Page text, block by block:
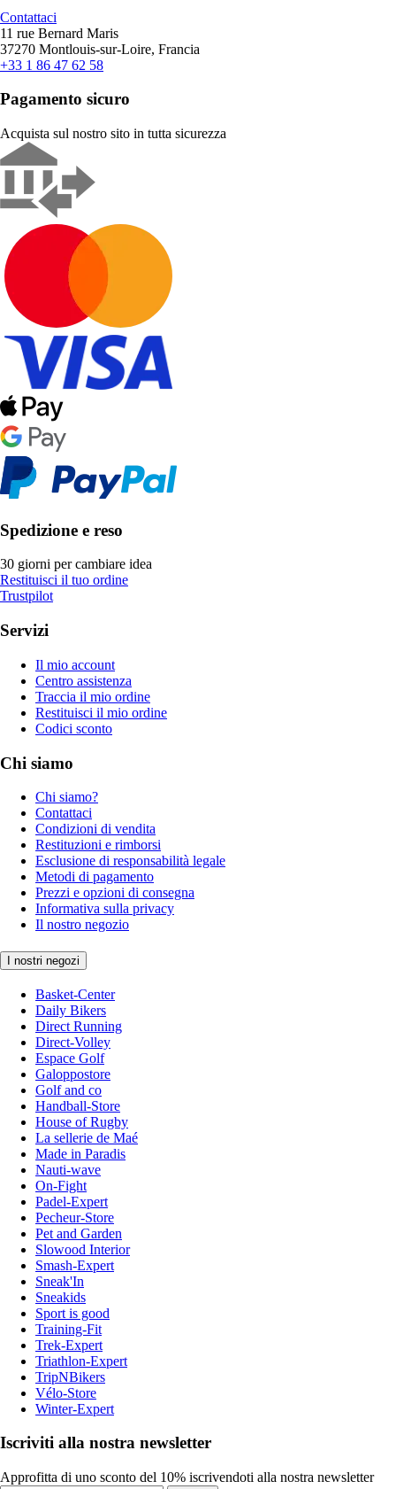
Contattaci
11 rue Bernard Maris
37270 Montlouis-sur-Loire, Francia
+33 1 86 47 62 58
Pagamento sicuro
Acquista sul nostro sito in tutta sicurezza
Spedizione e reso
30 giorni per cambiare idea
Restituisci il tuo ordine
Trustpilot
Servizi
Il mio account
Centro assistenza
Traccia il mio ordine
Restituisci il mio ordine
Codici sconto
Chi siamo
Chi siamo?
Contattaci
Condizioni di vendita
Restituzioni e rimborsi
Esclusione di responsabilità legale
Metodi di pagamento
Prezzi e opzioni di consegna
Informativa sulla privacy
Il nostro negozio
I nostri negozi
Basket-Center
Daily Bikers
Direct Running
Direct-Volley
Espace Golf
Galoppostore
Golf and co
Handball-Store
House of Rugby
La sellerie de Maé
Made in Paradis
Nauti-wave
On-Fight
Padel-Expert
Pecheur-Store
Pet and Garden
Slowood Interior
Smash-Expert
Sneak'In
Sneakids
Sport is good
Training-Fit
Trek-Expert
Triathlon-Expert
TripNBikers
Vélo-Store
Winter-Expert
Iscriviti alla nostra newsletter
Approfitta di uno sconto del 10% iscrivendoti alla nostra newsletter